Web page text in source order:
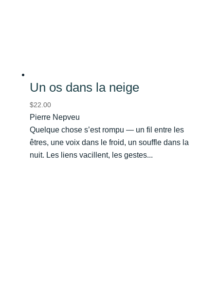
Un os dans la neige
$22.00
Pierre Nepveu
Quelque chose s’est rompu — un fil entre les
êtres, une voix dans le froid, un souffle dans la
nuit. Les liens vacillent, les gestes...